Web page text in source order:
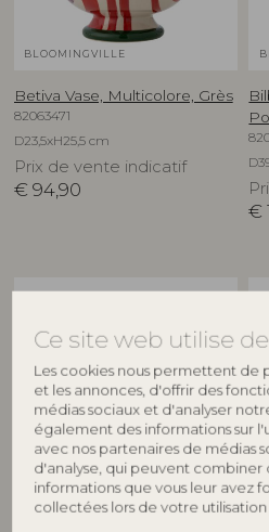
Ce site web utilise
Les cookies nous permettent de
et les annonces, d'offrir des
médias sociaux et d'analyser
également des informations sur
avec nos partenaires de médias
d'analyse, qui peuvent combiner
informations que vous leur avez
collectées lors de votre utilisation
BLOOMINGVILLE
Betiva Vase, Multicolore, Grès
82063471
D23,5xH25,5 cm
Prix de vente indicatif
€ 94,90
€
BLOOMINGVILLE